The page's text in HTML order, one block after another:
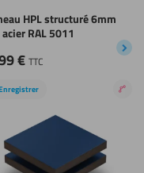
HPL structuré 6mm
RAL 5011
€ TTC
Enregistrer